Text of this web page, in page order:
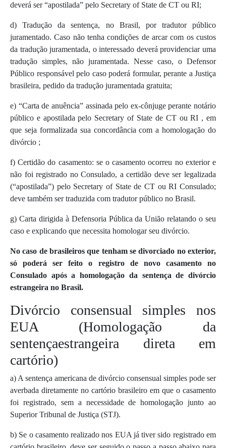
deverá ser “apostilada” pelo Secretary of State de CT ou RI;
d) Tradução da sentença, no Brasil, por tradutor público
juramentado. Caso não tenha condições de arcar com os custos
da tradução juramentada, o interessado deverá providenciar uma
tradução simples, não juramentada. Nesse caso, o Defensor
Público responsável pelo caso poderá formular, perante a Justiça
brasileira, pedido da tradução juramentada gratuita;
e) “Carta de anuência” assinada pelo ex-cônjuge perante notário
público e apostilada pelo Secretary of State de CT ou RI , em
que seja formalizada sua concordância com a homologação do
divórcio ;
f) Certidão do casamento: se o casamento ocorreu no exterior e
não foi registrado no Consulado, a certidão deve ser legalizada
(“apostilada”) pelo Secretary of State de CT ou RI Consulado;
deve também ser traduzida com tradutor público no Brasil.
g) Carta dirigida à Defensoria Pública da União relatando o seu
caso e explicando que necessita homologar seu divórcio.
No caso de brasileiros que tenham se divorciado no exterior,
só poderá ser feito o registro de novo casamento no
Consulado após a homologação da sentença de divórcio
estrangeira no Brasil.
Divórcio consensual simples nos
EUA (Homologação da
sentençaestrangeira direta em
cartório)
a) A sentença americana de divórcio consensual simples pode ser
averbada diretamente no cartório brasileiro em que o casamento
foi registrado, sem a necessidade de homologação junto ao
Superior Tribunal de Justiça (STJ).
b) Se o casamento realizado nos EUA já tiver sido registrado em